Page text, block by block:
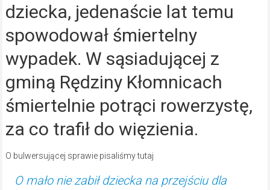
dziecka, jedenaście lat temu
spowodował śmiertelny
wypadek. W sąsiadującej z
gminą Rędziny Kłomnicach
śmiertelnie potrąci rowerzystę,
za co trafił do więzienia.
O bulwersującej sprawie pisaliśmy tutaj
O mało nie zabił dziecka na przejściu dla